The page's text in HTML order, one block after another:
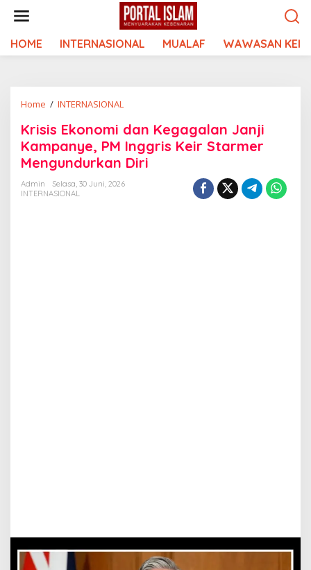
HOME INTERNASIONAL MUALAF WAWASAN
Home / INTERNASIONAL
dan
Kegagalan
Janji
PM
Krisis Ekonomi dan Kegagalan Janji
Kampanye, PM Inggris Keir Starmer
Mengundurkan Diri
Admin
Selasa, 30 Juni, 2026
INTERNASIONAL